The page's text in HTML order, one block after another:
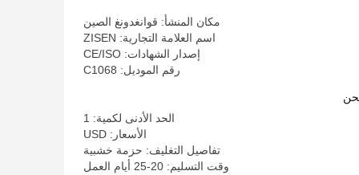
مكان المنشأ: قوانغدونغ الصين
اسم العلامة التجارية: ZISEN
إصدار الشهادات: CE/ISO
رقم الموديل: C1068
الحد الأدنى لكمية: 1
الأسعار: USD
تفاصيل التغليف: حزمة خشبية
وقت التسليم: 20-25 أيام العمل